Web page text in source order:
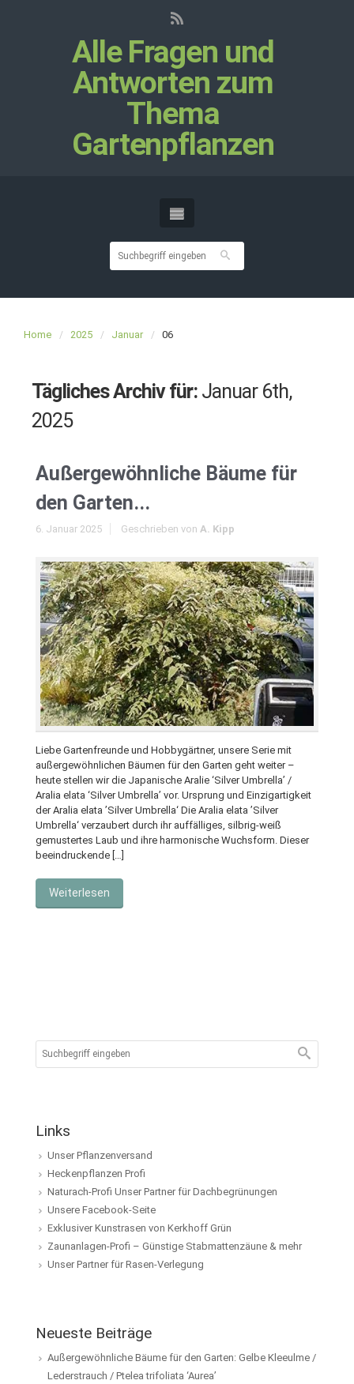
Alle Fragen und
Antworten zum
Thema
Gartenpflanzen
Home 2025 Januar 06
Tägliches Archiv für: Januar 6th,
2025
Außergewöhnliche Bäume für
den Garten...
6. Januar 2025 Geschrieben von A. Kipp
Liebe Gartenfreunde und Hobbygärtner, unsere Serie mit
außergewöhnlichen Bäumen für den Garten geht weiter –
heute stellen wir die Japanische Aralie ‘Silver Umbrella’ /
Aralia elata ‘Silver Umbrella’ vor. Ursprung und Einzigartigkeit
der Aralia elata ’Silver Umbrella‘ Die Aralia elata ’Silver
Umbrella‘ verzaubert durch ihr auffälliges, silbrig-weiß
gemustertes Laub und ihre harmonische Wuchsform. Dieser
beeindruckende […]
Weiterlesen
Links
Unser Pflanzenversand
Heckenpflanzen Profi
Naturach-Profi Unser Partner für Dachbegrünungen
Unsere Facebook-Seite
Exklusiver Kunstrasen von Kerkhoff Grün
Zaunanlagen-Profi – Günstige Stabmattenzäune & mehr
Unser Partner für Rasen-Verlegung
Neueste Beiträge
Außergewöhnliche Bäume für den Garten: Gelbe Kleeulme /
Lederstrauch / Ptelea trifoliata ‘Aurea’